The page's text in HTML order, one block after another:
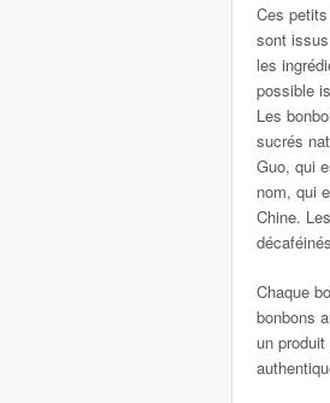
Ces
sont
les
possible
Les
sucrés
Guo, qui
nom, qui
Chine.
Chaque
bonbons
un